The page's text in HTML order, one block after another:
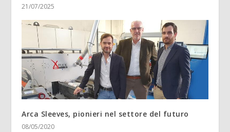
21/07/2025
Arca Sleeves, pionieri nel settore del futuro
08/05/2020